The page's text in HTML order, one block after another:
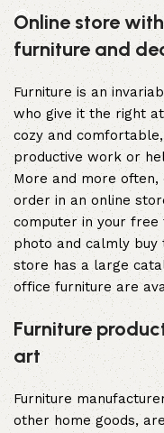
Online store
furniture and
Furniture is an
who give it the right
cozy and
productive work or
More and more
order in an online
computer in your
photo and calmly buy
store has a large
office furniture are
Furniture
art
Furniture
other home goods,